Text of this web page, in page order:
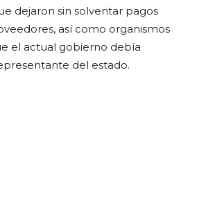
dejaron sin solventar pagos
así como organismos
el actual gobierno debía
del estado.